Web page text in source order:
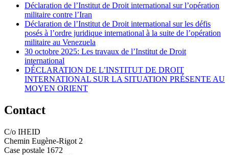
Déclaration de l’Institut de Droit international sur l’opération
militaire contre l’Iran
Déclaration de l’Institut de Droit international sur les défis
posés à l’ordre juridique international à la suite de l’opération
militaire au Venezuela
30 octobre 2025: Les travaux de l’Institut de Droit
international
DÉCLARATION DE L’INSTITUT DE DROIT
INTERNATIONAL SUR LA SITUATION PRÉSENTE AU
MOYEN ORIENT
Contact
C/o IHEID
Chemin Eugène-Rigot 2
Case postale 1672